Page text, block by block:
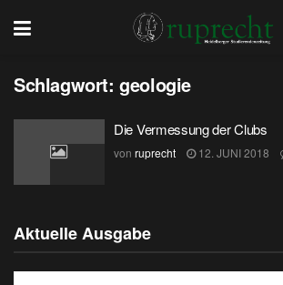
Schlagwort:geologie
Die Vermessung der Clubs
von ruprecht 12. JUNI 2018
Aktuelle Ausgabe